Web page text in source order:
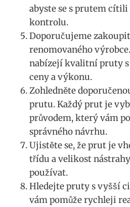
⁤abyste se s prutem
⁣kontrolu.
Doporučujeme
renomovaného
nabízejí‍ kvalitní pruty
ceny‍ a výkonu.
Zohledněte‍
⁣prutu. Každý prut je
⁣průvodem, který‍ vám
správného návrhu.
Ujistěte​ se,⁤ že prut je
třídu a velikost
používat.
Hledejte pruty s vyšší⁤
vám⁤ pomůže ‌rychleji